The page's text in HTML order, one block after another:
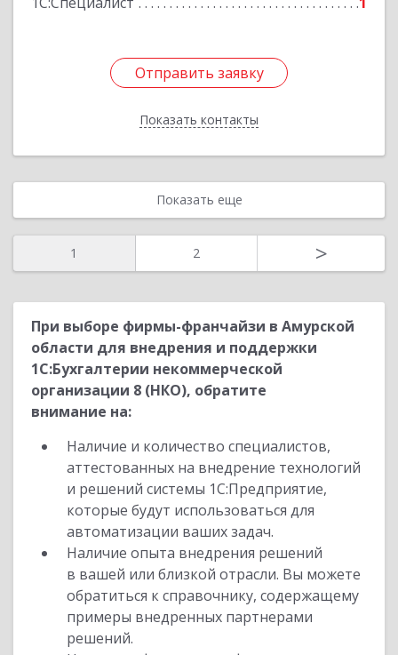
Отправить заявку
Показать контакты
Отправить заявку
Назад
Показать еще
1 2 >
При выборе фирмы-франчайзи в Амурской
области для внедрения и поддержки
1С:Бухгалтерии некоммерческой
организации 8 (НКО), обратите
внимание на:
Наличие и количество специалистов,
аттестованных на внедрение технологий
и решений системы 1С:Предприятие,
которые будут использоваться для
автоматизации ваших задач.
Наличие опыта внедрения решений
в вашей или близкой отрасли. Вы можете
обратиться к справочнику, содержащему
примеры внедренных партнерами
решений.